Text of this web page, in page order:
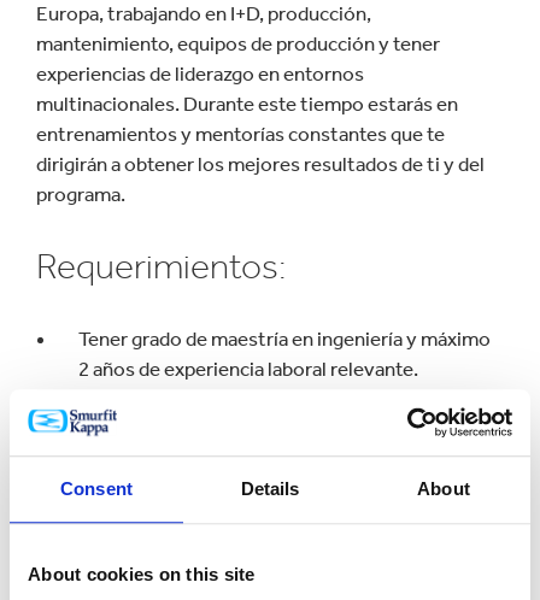
Consent Details About
About cookies on this site
Europa, trabajando en I+D, producción,
mantenimiento, equipos de producción y tener
experiencias de liderazgo en entornos
multinacionales. Durante este tiempo estarás en
entrenamientos y mentorías constantes que te
dirigirán a obtener los mejores resultados de ti y del
programa.
Requerimientos:
Tener grado de maestría en ingeniería y máximo
2 años de experiencia laboral relevante.
Habilidades de liderazgo comprobadas, por
ejemplo, a través de actividades
extracurriculares.
un ambiente que se mueve rápidamente.